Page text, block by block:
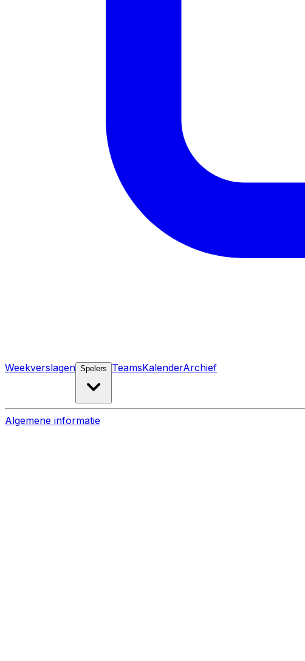
Weekverslagen Spelers TeamsKalenderArchief
Algemene informatie